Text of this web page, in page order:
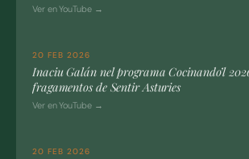
Ver en YouTube →
20 FEB 2026
Inaciu Galán nel programa Cocinando’l
fragamentos de Sentir Asturies
Ver en YouTube →
20 FEB 2026